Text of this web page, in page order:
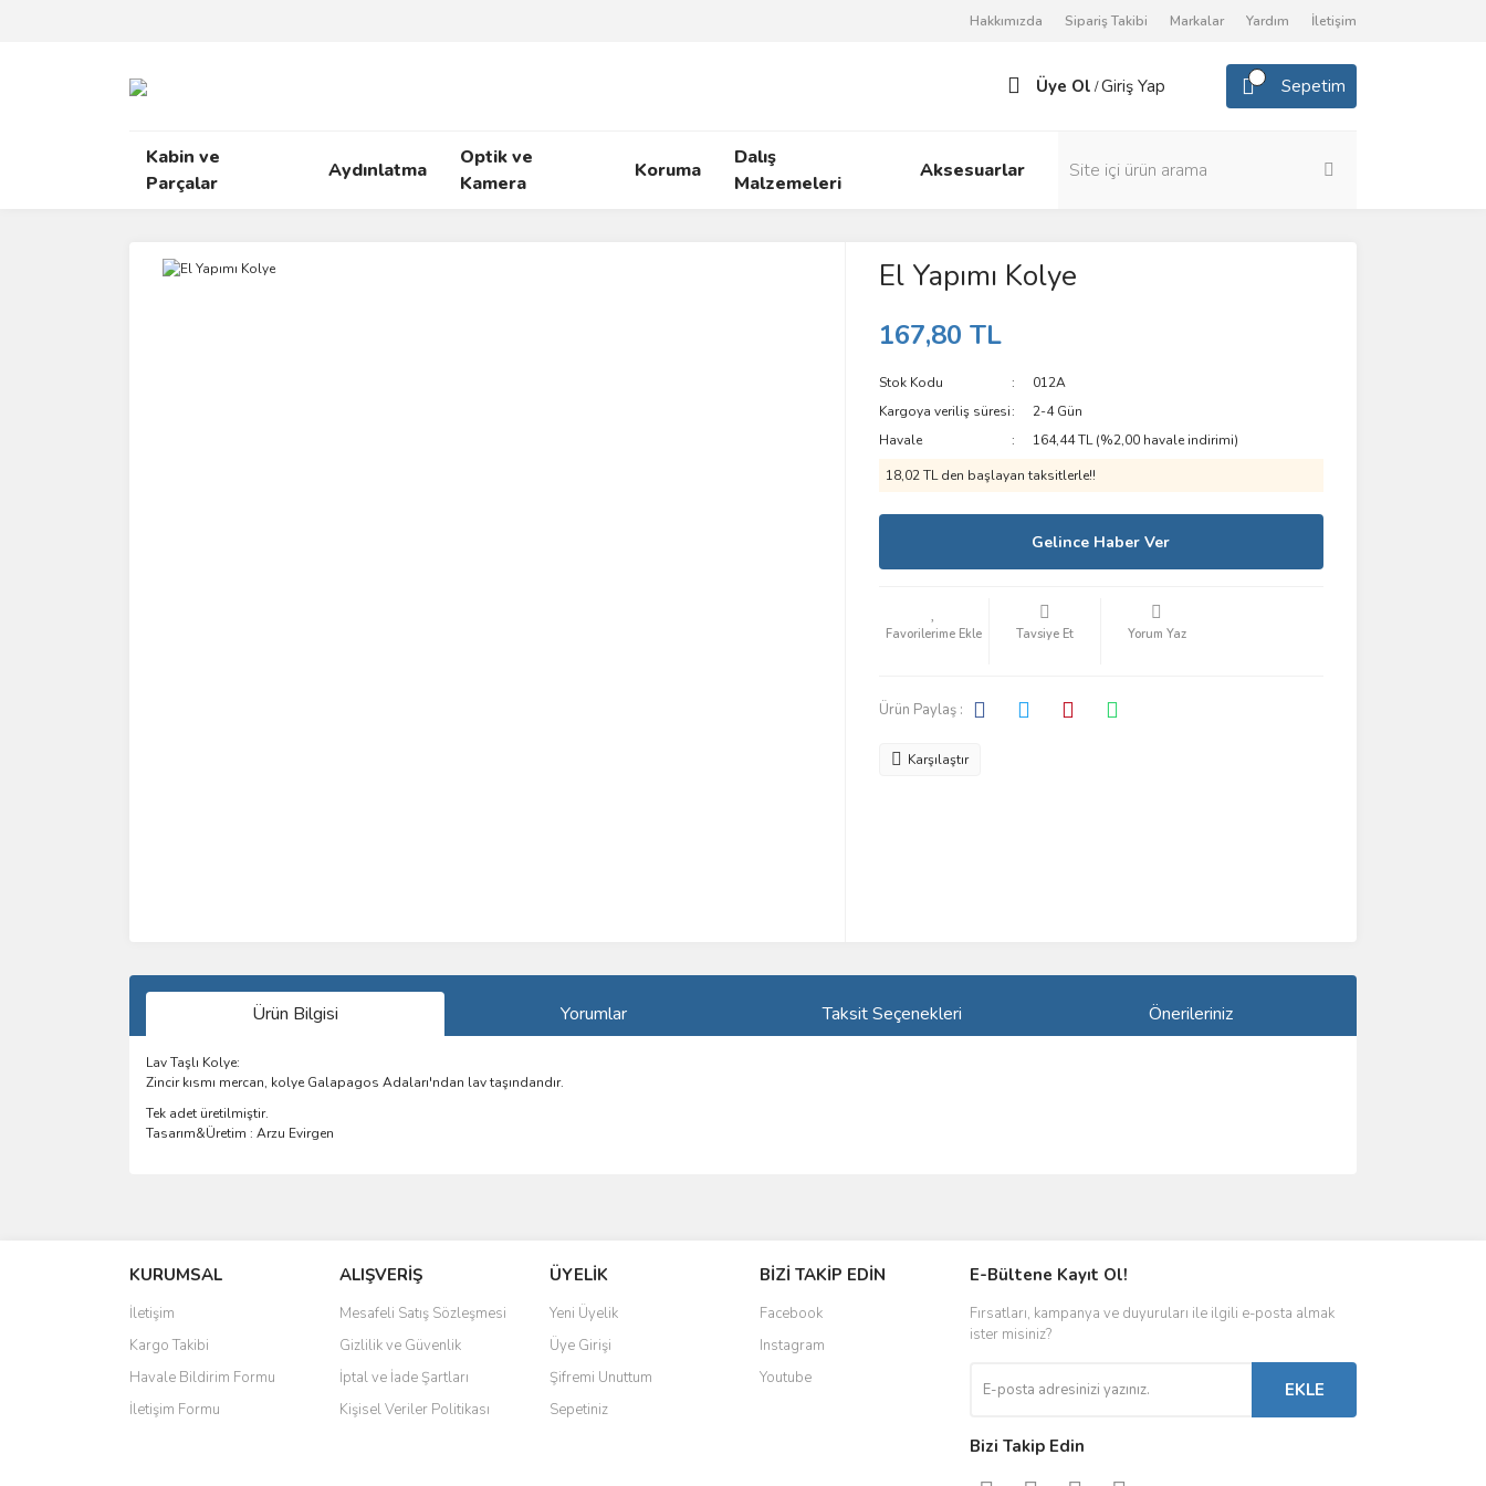
Hakkımızda Sipariş Takibi Markalar Yardım İletişim
Üye Ol /Giriş Yap Sepetim
Kabin ve
Parçalar
Aydınlatma
Optik ve
Kamera
Koruma
Dalış
Malzemeleri
Aksesuarlar
El Yapımı Kolye
167,80 TL
Stok Kodu
012A
Kargoya veriliş süresi
2-4 Gün
Havale
164,44 TL (%2,00 havale indirimi)
18,02 TL den başlayan taksitlerle!!
Gelince Haber Ver
Tavsiye Et Yorum Yaz
Ürün Paylaş :
Karşılaştır
Ürün Bilgisi Yorumlar Taksit Seçenekleri Önerileriniz
Lav Taşlı Kolye:
Zincir kısmı mercan, kolye Galapagos Adaları'ndan lav taşındandır.
Tek adet üretilmiştir.
Tasarım&Üretim : Arzu Evirgen
Ürün resmi kalitesiz, bozuk veya görüntülenemiyor.
Ürün açıklamasında eksik bilgiler bulunuyor.
Ürün bilgilerinde hatalar bulunuyor.
Ürün fiyatı diğer sitelerden daha pahalı.
Bu ürüne benzer farklı alternatifler olmalı.
KURUMSAL
İletişim
Kargo Takibi
Havale Bildirim Formu
İletişim Formu
ALIŞVERİŞ
Mesafeli Satış Sözleşmesi
Gizlilik ve Güvenlik
İptal ve İade Şartları
Kişisel Veriler Politikası
ÜYELİK
Yeni Üyelik
Üye Girişi
Şifremi Unuttum
Sepetiniz
BİZİ TAKİP EDİN
Facebook
Instagram
Youtube
E-Bültene Kayıt Ol!
Fırsatları, kampanya ve duyuruları ile ilgili e-posta almak
ister misiniz?
EKLE
Bizi Takip Edin